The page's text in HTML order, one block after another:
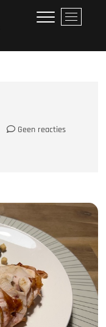
M
e
Geen reacties